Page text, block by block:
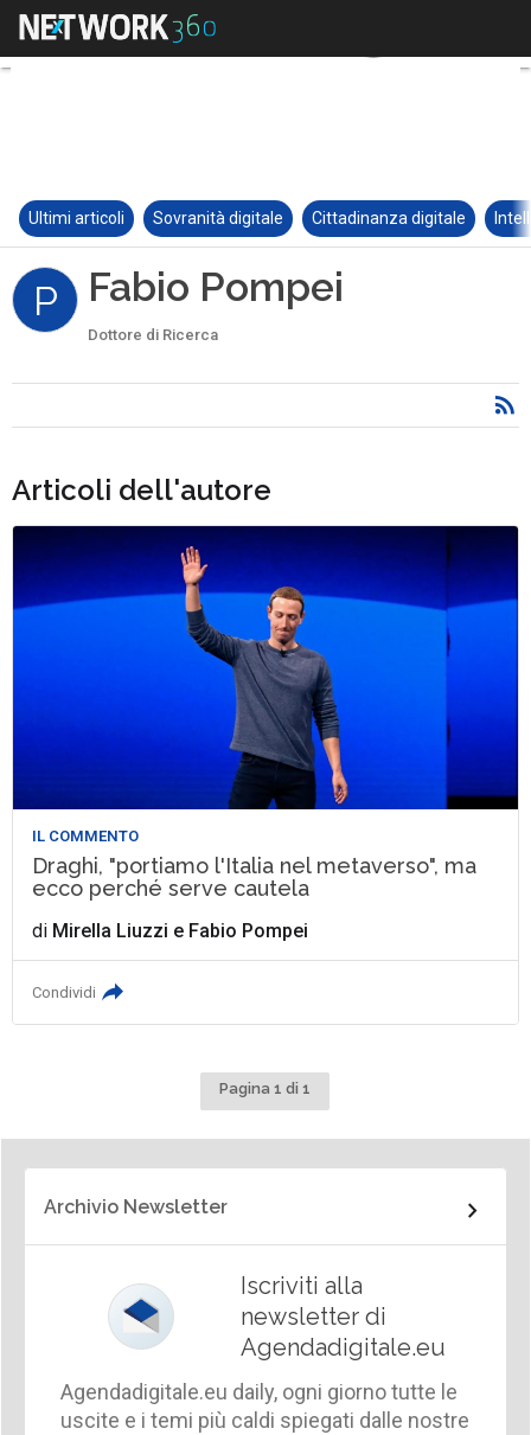
Ultimi articoli Sovranità digitale Cittadinanza digitale
P Fabio Pompei
Dottore di Ricerca
Articoli dell'autore
IL COMMENTO
Draghi, "portiamo l'Italia nel metaverso", ma
ecco perché serve cautela
di Mirella Liuzzi e Fabio Pompei
Condividi
Pagina 1 di 1
Archivio Newsletter
Iscriviti alla
newsletter di
Agendadigitale.eu
Agendadigitale.eu daily, ogni giorno tutte le
uscite e i temi più caldi spiegati dalle nostre